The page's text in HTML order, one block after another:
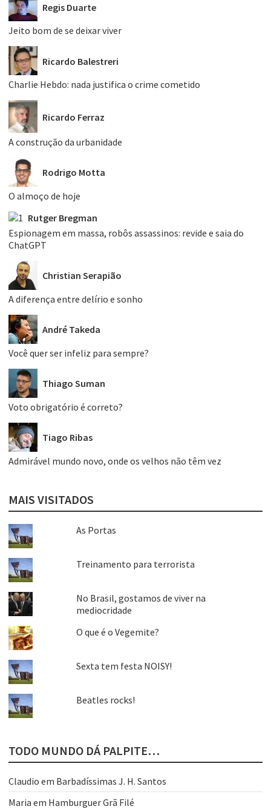
Regis Duarte
Jeito bom de se deixar viver
Ricardo Balestreri
Charlie Hebdo: nada justifica o crime cometido
Ricardo Ferraz
A construção da urbanidade
Rodrigo Motta
O almoço de hoje
Rutger Bregman
Espionagem em massa, robôs assassinos: revide e saia do
ChatGPT
Christian Serapião
A diferença entre delírio e sonho
André Takeda
Você quer ser infeliz para sempre?
Thiago Suman
Voto obrigatório é correto?
Tiago Ribas
Admirável mundo novo, onde os velhos não têm vez
MAIS VISITADOS
As Portas
Treinamento para terrorista
No Brasil, gostamos de viver na
mediocridade
O que é o Vegemite?
Sexta tem festa NOISY!
Beatles rocks!
TODO MUNDO DÁ PALPITE…
Claudio em Barbadíssimas J. H. Santos
Maria em Hamburguer Grã Filé